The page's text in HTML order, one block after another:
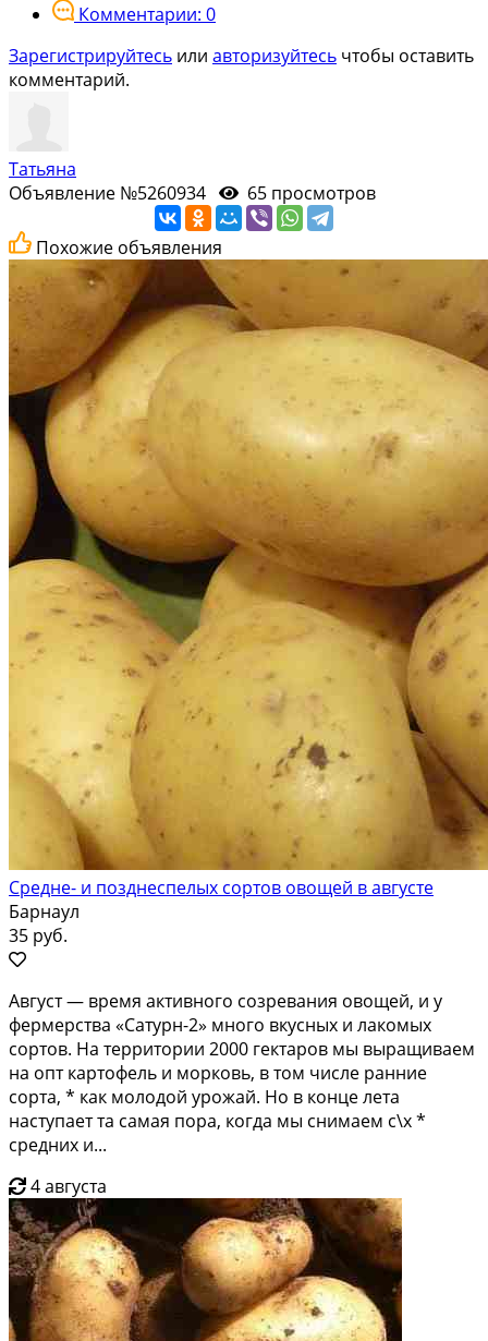
Комментарии: 0
Зарегистрируйтесь или авторизуйтесь чтобы оставить
комментарий.
Татьяна
Объявление №5260934
65 просмотров
Похожие объявления
Средне- и позднеспелых сортов овощей в августе
Барнаул
35 руб.
Август — время активного созревания овощей, и у
фермерства «Сатурн-2» много вкусных и лакомых
сортов. На территории 2000 гектаров мы выращиваем
на опт картофель и морковь, в том числе ранние
сорта, * как молодой урожай. Но в конце лета
наступает та самая пора, когда мы снимаем с\х *
средних и...
4 августа